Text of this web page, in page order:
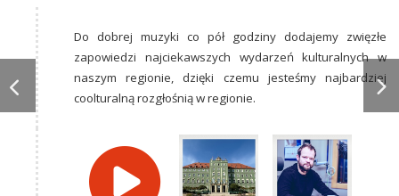
Do dobrej muzyki co pół godziny dodajemy zwięzłe
zapowiedzi najciekawszych wydarzeń kulturalnych w
naszym regionie, dzięki czemu jesteśmy najbardziej
coolturalną rozgłośnią w regionie.